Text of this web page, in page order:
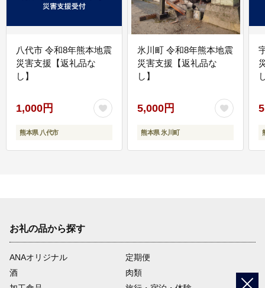
八代市 令和8年熊本地震
災害支援【返礼品な
し】
1,000円
熊本県 八代市
氷川町 令和8年熊本地震
災害支援【返礼品な
し】
5,000円
熊本県 氷川町
お礼の品から探す
ANAオリジナル
定期便
酒
肉類